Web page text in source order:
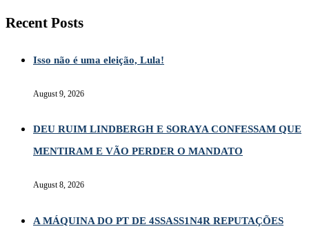
Recent Posts
Isso não é uma eleição, Lula!
August 9, 2026
DEU RUIM LINDBERGH E SORAYA CONFESSAM QUE
MENTIRAM E VÃO PERDER O MANDATO
August 8, 2026
A MÁQUINA DO PT DE 4SSASS1N4R REPUTAÇÕES